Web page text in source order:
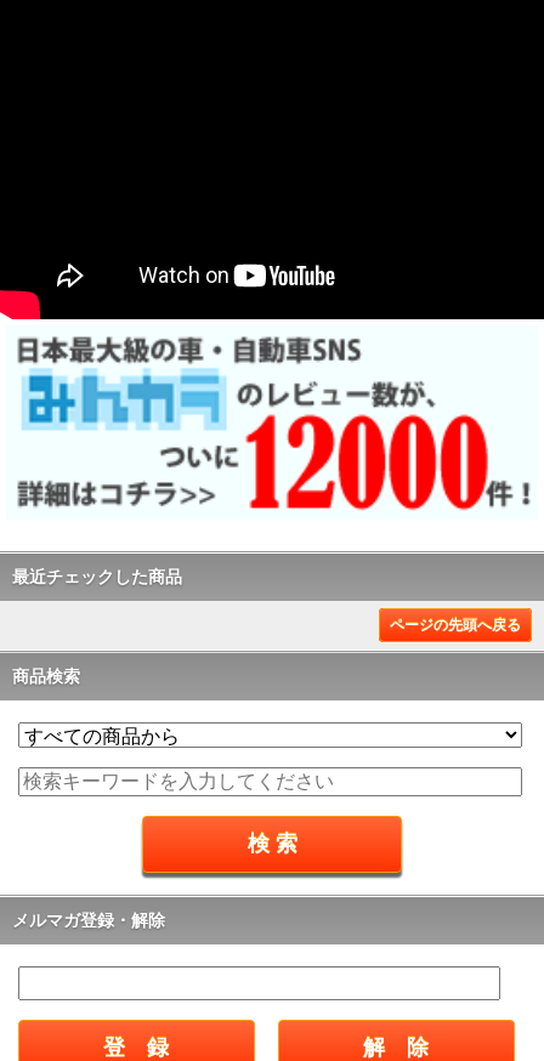
最近チェックした商品
ページの先頭へ戻る
商品検索
メルマガ登録・解除